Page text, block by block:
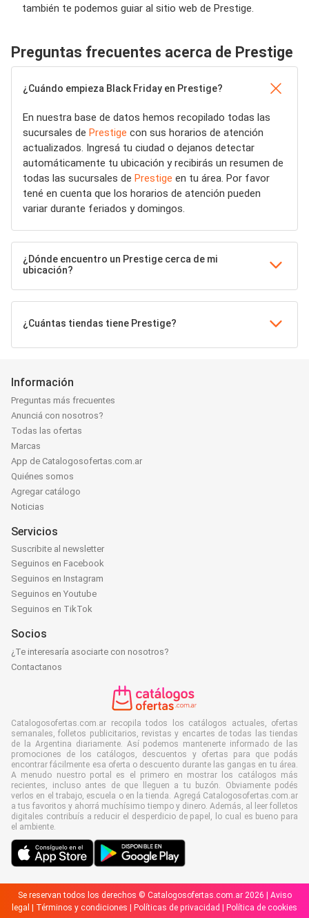
también te podemos guiar al sitio web de Prestige.
Preguntas frecuentes acerca de Prestige
¿Cuándo empieza Black Friday en Prestige?
En nuestra base de datos hemos recopilado todas las
sucursales de Prestige con sus horarios de atención
actualizados. Ingresá tu ciudad o dejanos detectar
automáticamente tu ubicación y recibirás un resumen de
todas las sucursales de Prestige en tu área. Por favor
tené en cuenta que los horarios de atención pueden
variar durante feriados y domingos.
¿Dónde encuentro un Prestige cerca de mi
ubicación?
¿Cuántas tiendas tiene Prestige?
Información
Preguntas más frecuentes
Anunciá con nosotros?
Todas las ofertas
Marcas
App de Catalogosofertas.com.ar
Quiénes somos
Agregar catálogo
Noticias
Servicios
Suscribite al newsletter
Seguinos en Facebook
Seguinos en Instagram
Seguinos en Youtube
Seguinos en TikTok
Socios
¿Te interesaría asociarte con nosotros?
Contactanos
Catalogosofertas.com.ar recopila todos los catálogos actuales, ofertas
semanales, folletos publicitarios, revistas y encartes de todas las tiendas
de la Argentina diariamente. Así podemos mantenerte informado de las
promociones de los catálogos, descuentos y ofertas para que podás
encontrar fácilmente esa oferta o descuento durante las gangas en tu área.
A menudo nuestro portal es el primero en mostrar los catálogos más
recientes, incluso antes de que lleguen a tu buzón. Obviamente podés
verlos en el trabajo, escuela o en la tienda. Agregá Catalogosofertas.com.ar
a tus favoritos y ahorrá muchísimo tiempo y dinero. Además, al leer folletos
digitales contribuís a reducir el desperdicio de papel, lo cual es bueno para
el ambiente.
Se reservan todos los derechos © Catalogosofertas.com.ar 2026 | Aviso
legal
Términos y condiciones Políticas de privacidad Política de cookies